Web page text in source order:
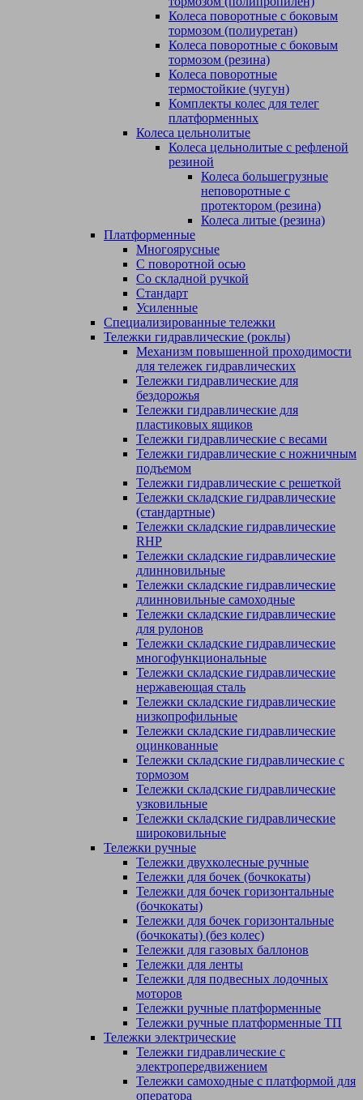
Колеса поворотные c боковым
тормозом (полиуретан)
Колеса поворотные c боковым
тормозом (резина)
Колеса поворотные
термостойкие (чугун)
Комплекты колес для телег
платформенных
Колеса цельнолитые
Колеса цельнолитые с рефленой
резиной
Колеса большегрузные
неповоротные с
протектором (резина)
Колеса литые (резина)
Платформенные
Многоярусные
С поворотной осью
Со складной ручкой
Стандарт
Усиленные
Специализированные тележки
Тележки гидравлические (роклы)
Механизм повышенной проходимости
для тележек гидравлических
Тележки гидравлические для
бездорожья
Тележки гидравлические для
пластиковых ящиков
Тележки гидравлические с весами
Тележки гидравлические с ножничным
подъемом
Тележки гидравлические с решеткой
Тележки складские гидравлические
(стандартные)
Тележки складские гидравлические
RHP
Тележки складские гидравлические
длинновильные
Тележки складские гидравлические
длинновильные самоходные
Тележки складские гидравлические
для рулонов
Тележки складские гидравлические
многофункциональные
Тележки складские гидравлические
нержавеющая сталь
Тележки складские гидравлические
низкопрофильные
Тележки складские гидравлические
оцинкованные
Тележки складские гидравлические с
тормозом
Тележки складские гидравлические
узковильные
Тележки складские гидравлические
широковильные
Тележки ручные
Тележки двухколесные ручные
Тележки для бочек (бочкокаты)
Тележки для бочек горизонтальные
(бочкокаты)
Тележки для бочек горизонтальные
(бочкокаты) (без колес)
Тележки для газовых баллонов
Тележки для ленты
Тележки для подвесных лодочных
моторов
Тележки ручные платформенные
Тележки ручные платформенные ТП
Тележки электрические
Тележки гидравлические с
электропередвижением
Тележки самоходные с платформой для
оператора